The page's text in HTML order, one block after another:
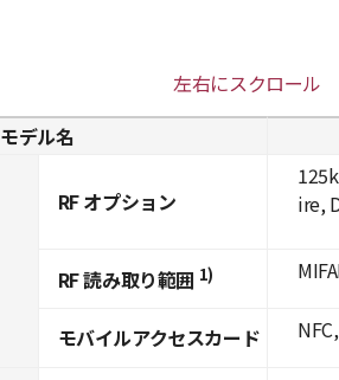
左右にスクロール
モデル名
RF オプション
RF 読み取り範囲 1)
モバイルアクセスカード
ire,